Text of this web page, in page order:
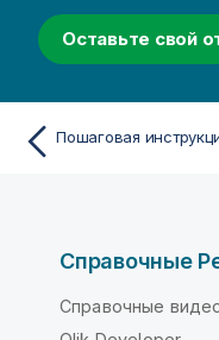
Оставьте свой
Справочные
Справочные